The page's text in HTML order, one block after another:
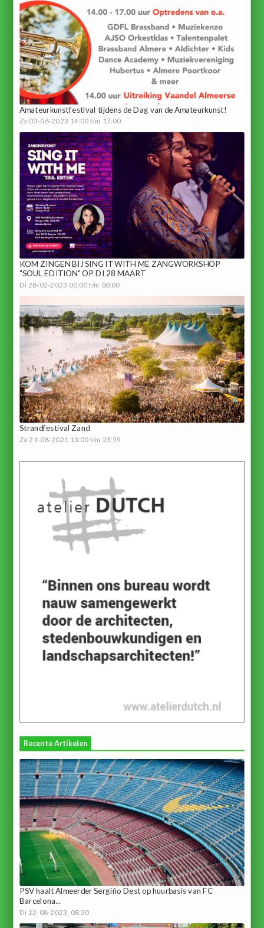
Amateurkunstfestival tijdens de Dag van de Amateurkunst!
Za 03-06-2023 14:00 t/m 17:00
KOM ZINGEN BIJ SING IT WITH ME ZANGWORKSHOP
"SOUL EDITION" OP DI 28 MAART
Di 28-02-2023 00:00 t/m 00:00
Strandfestival Zand
Za 21-08-2021 13:00 t/m 23:59
Recente Artikelen
PSV haalt Almeerder Sergiño Dest op huurbasis van FC
Barcelona...
Di 22-08-2023, 08:30